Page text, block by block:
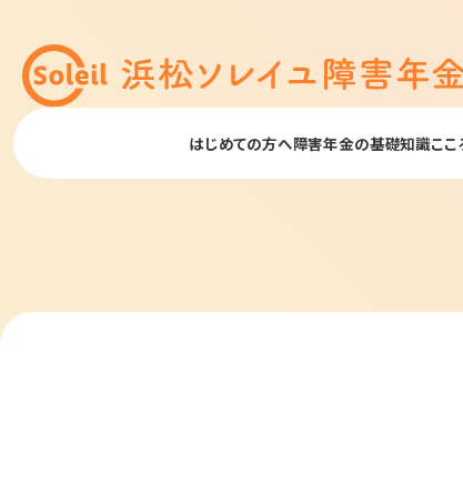
はじめての方へ障害年金の基礎知識こ